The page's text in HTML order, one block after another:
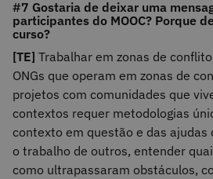
#7 Gostaria de deixar uma
participantes do MOOC? Porque
curso?
[TE] Trabalhar em zonas de
ONGs que operam em zonas de
projetos com comunidades que
contextos requer metodologias
contexto em questão e das ajudas
o trabalho de outros, entender
como ultrapassaram obstáculos,